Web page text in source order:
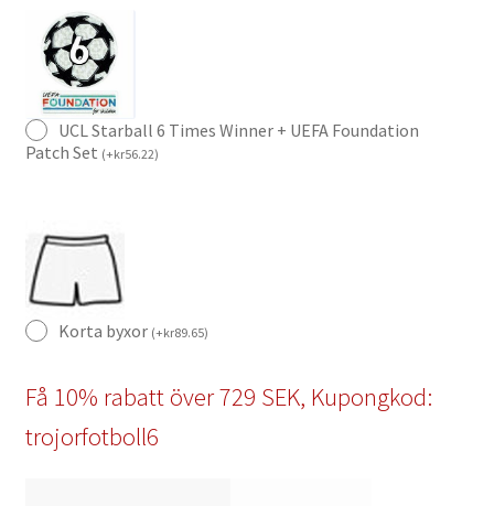
UCL Starball 6 Times Winner + UEFA Foundation
Patch Set (+kr56.22)
Korta byxor (+kr89.65)
Få 10% rabatt över 729 SEK, Kupongkod:
trojorfotboll6